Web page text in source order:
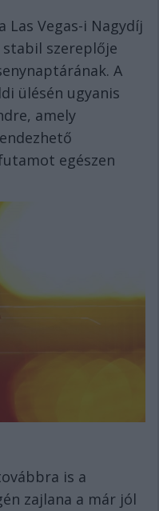
Vegas-i Nagydíj
szereplője
A
ülésén ugyanis
amely
egészen
is a
zajlana a már jól